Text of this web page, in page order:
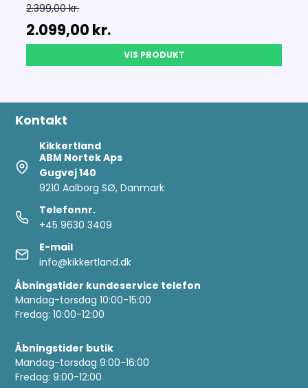
2.399,00 kr.
2.099,00 kr.
VIS PRODUKT
Kontakt
Kikkertland
ABM Nortek Aps
Gugvej 140
9210 Aalborg SØ, Danmark
Telefonnr.
+45 9630 3409
E-mail
info@kikkertland.dk
Åbningstider kundeservice telefon
Mandag-torsdag 10:00-15:00
Fredag: 10:00-12:00
Åbningstider butik
Mandag-torsdag 9:00-16:00
Fredag: 9:00-12:00